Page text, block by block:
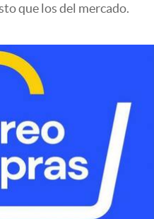
que los del mercado.